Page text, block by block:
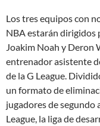
Los tres equipos con
NBA estarán dirigidos
Joakim Noah y Deron
entrenador asistente
de la G League.
un formato de
jugadores de segundo
League, la liga de